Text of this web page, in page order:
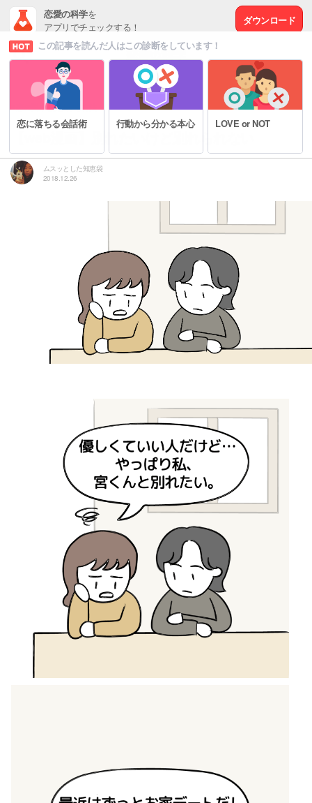
恋愛の科学を
アプリでチェックする！
ダウンロード
# 恋の悩みを解決する方法
ムスッとした知恵袋
2018.12.26
この記事を読んだ人はこの診断をしています！
恋に落ちる会話術 行動から分かる本心 LOVE or NOT